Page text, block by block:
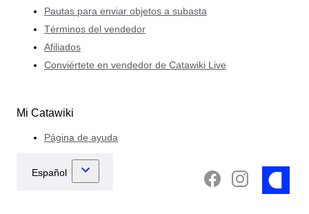
Pautas para enviar objetos a subasta
Términos del vendedor
Afiliados
Conviértete en vendedor de Catawiki Live
Mi Catawiki
Página de ayuda